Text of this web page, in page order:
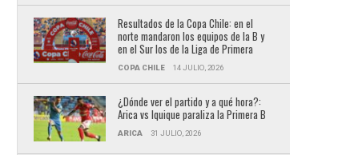
Resultados de la Copa Chile: en el
norte mandaron los equipos de la B y
en el Sur los de la Liga de Primera
COPA CHILE 14 JULIO, 2026
¿Dónde ver el partido y a qué hora?:
Arica vs Iquique paraliza la Primera B
ARICA 31 JULIO, 2026